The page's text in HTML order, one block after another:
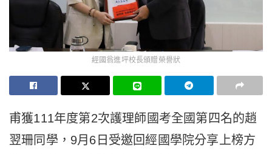
經國翁進坪校長頒贈榮譽狀
甫獲111年度第2次護理師國考全國第四名的趙
翌珊同學，9月6日受邀回經國學院分享上榜方